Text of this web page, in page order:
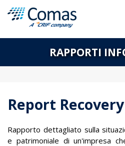
RAPPORTI
Report Recovery
Rapporto dettagliato sulla
e patrimoniale di un'impresa